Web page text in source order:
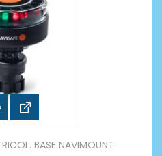
BASE NAVIMOUNT